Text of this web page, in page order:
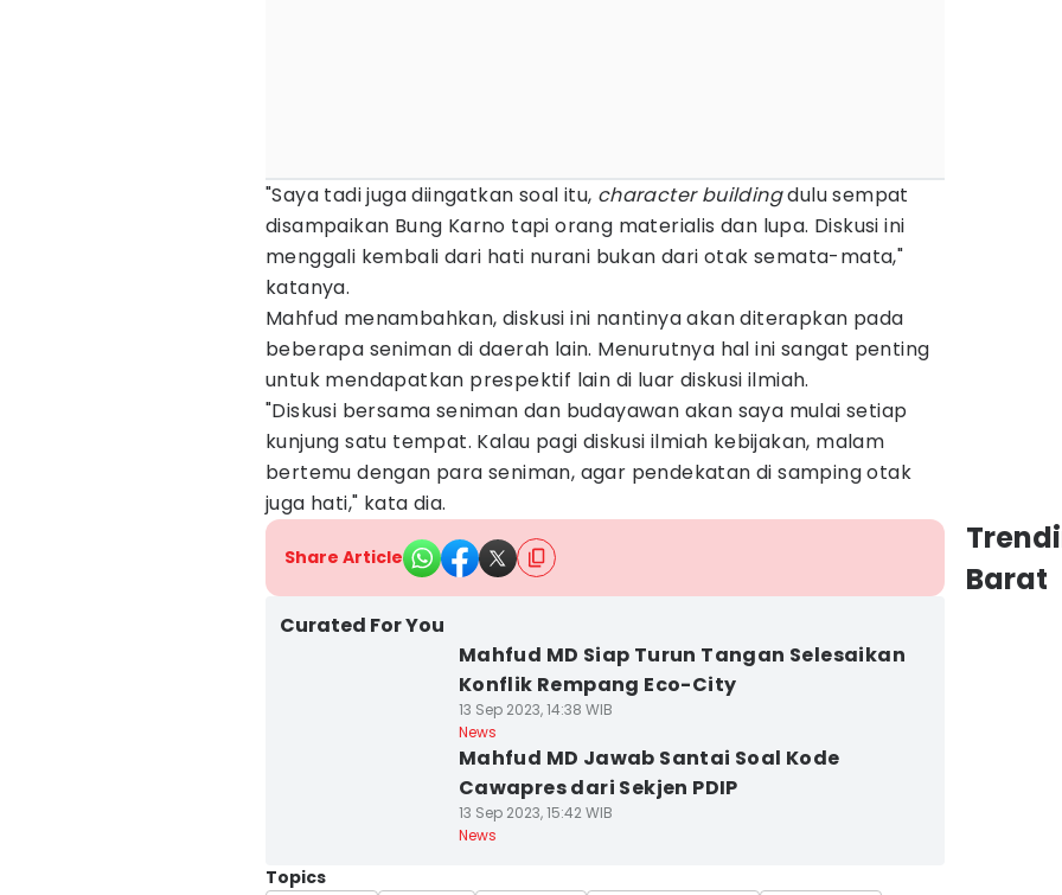
"Saya tadi juga diingatkan soal itu, character buildingdulu sempat
disampaikan Bung Karno tapi orang materialis dan lupa. Diskusi ini
menggali kembali dari hati nurani bukan dari otak semata-mata,"
katanya.
Mahfud menambahkan, diskusi ini nantinya akan diterapkan pada
beberapa seniman di daerah lain. Menurutnya hal ini sangat penting
untuk mendapatkan prespektif lain di luar diskusi ilmiah.
"Diskusi bersama seniman dan budayawan akan saya mulai setiap
kunjung satu tempat. Kalau pagi diskusi ilmiah kebijakan, malam
bertemu dengan para seniman, agar pendekatan di samping otak
juga hati," kata dia.
Share Article
Curated For You
Mahfud MD Siap Turun Tangan Selesaikan
Konflik Rempang Eco-City
13 Sep 2023, 14:38 WIB
News
Mahfud MD Jawab Santai Soal Kode
Cawapres dari Sekjen PDIP
13 Sep 2023, 15:42 WIB
News
Topics
Barat